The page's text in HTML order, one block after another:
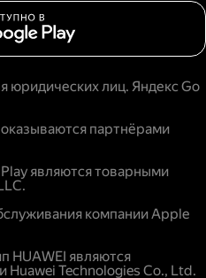
юридических лиц. Яндекс Go
партнёрами
являются товарными
компании Apple
HUAWEI являются
Technologies Co., Ltd.